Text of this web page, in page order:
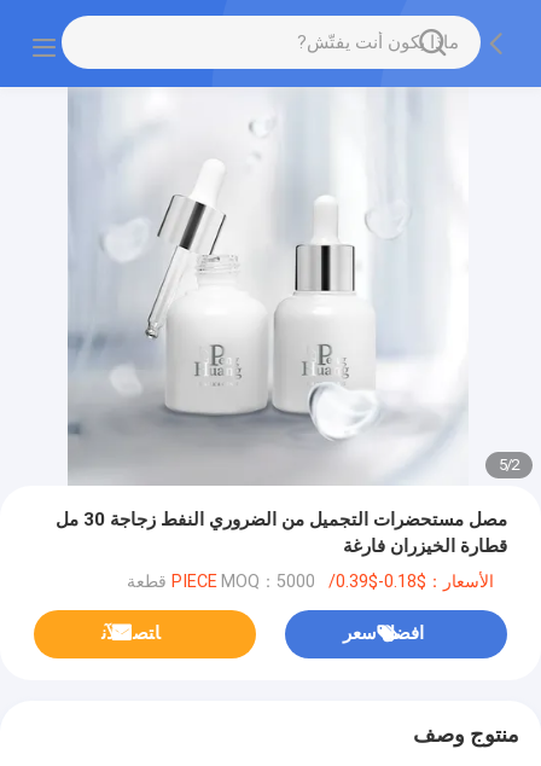
2
/
5
مصل مستحضرات التجميل من الضروري النفط زجاجة 30 مل
قطارة الخيزران فارغة
الأسعار：$0.18-$0.39/PIECE MOQ：5000 قطعة
افضل سعر ﺎﺘﺼﻟ ﺍﻶﻧ
منتوج وصف